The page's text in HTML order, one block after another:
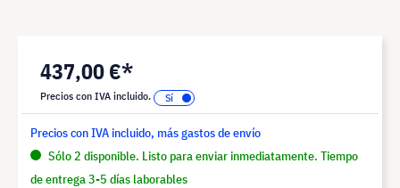
437,00 €*
Precios con IVA incluido.
Precios con IVA incluido, más gastos de envío
Sólo 2 disponible. Listo para enviar inmediatamente. Tiempo
de entrega 3-5 días laborables